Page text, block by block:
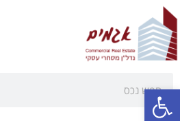
פתח סרגל נגישות